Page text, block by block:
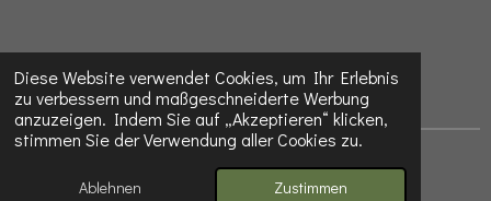
Diese Website verwendet Cookies, um Ihr Erlebnis
zu verbessern und maßgeschneiderte Werbung
anzuzeigen. Indem Sie auf „Akzeptieren“ klicken,
stimmen Sie der Verwendung aller Cookies zu.
Ablehnen Zustimmen
F
a
c
e
I
n
s
t
a
W
h
a
t
s
A
© 2024 - 2026 Telefon- und Handyshop Schmölln
Mit Unterstützung von